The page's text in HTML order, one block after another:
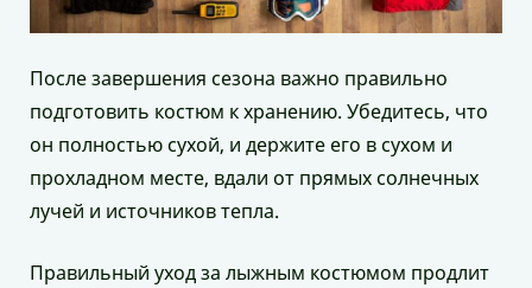
После завершения сезона важно правильно
подготовить костюм к хранению. Убедитесь, что
он полностью сухой, и держите его в сухом и
прохладном месте, вдали от прямых солнечных
лучей и источников тепла.
Правильный уход за лыжным костюмом продлит